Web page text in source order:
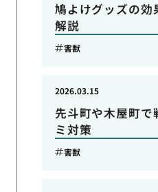
鳩よけグッズの効
解説
害獣
先斗町や木屋町で
ミ対策
2026.03.15
害獣